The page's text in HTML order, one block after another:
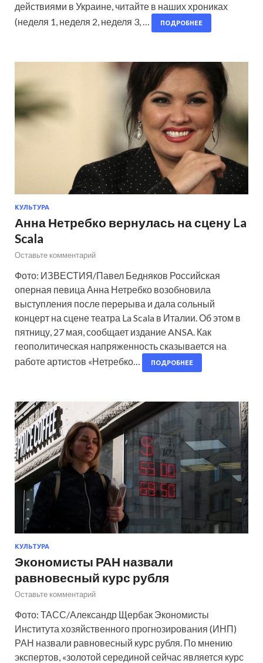
действиями в Украине, читайте в наших хрониках
(неделя 1, неделя 2, неделя 3, …
ПОДРОБНЕЕ
КУЛЬТУРА
Анна Нетребко вернулась на сцену La
Scala
Оставьте комментарий
Фото: ИЗВЕСТИЯ/Павел Бедняков Российская
оперная певица Анна Нетребко возобновила
выступления после перерыва и дала сольный
концерт на сцене театра La Scala в Италии. Об этом в
пятницу, 27 мая, сообщает издание ANSA. Как
геополитическая напряженность сказывается на
работе артистов «Нетребко…
ПОДРОБНЕЕ
КУЛЬТУРА
Экономисты РАН назвали
равновесный курс рубля
Оставьте комментарий
Фото: ТАСС/Александр Щербак Экономисты
Института хозяйственного прогнозирования (ИНП)
РАН назвали равновесный курс рубля. По мнению
экспертов, «золотой серединой сейчас является курс